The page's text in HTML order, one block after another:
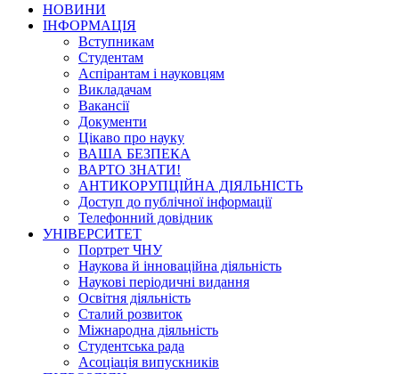
НОВИНИ
ІНФОРМАЦІЯ
Вступникам
Студентам
Аспірантам і науковцям
Викладачам
Вакансії
Документи
Цікаво про науку
ВАША БЕЗПЕКА
ВАРТО ЗНАТИ!
АНТИКОРУПЦІЙНА ДІЯЛЬНІСТЬ
Доступ до публічної інформації
Телефонний довідник
УНІВЕРСИТЕТ
Портрет ЧНУ
Наукова й інноваційна діяльність
Наукові періодичні видання
Освітня діяльність
Сталий розвиток
Міжнародна діяльність
Студентська рада
Асоціація випускників